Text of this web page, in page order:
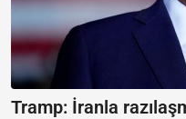
Tramp: İranla